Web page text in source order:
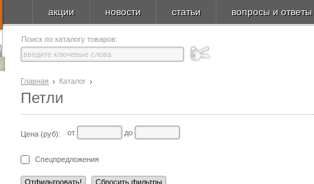
акции новости статьи вопросы и ответы
Поиск по каталогу товаров:
Главная Каталог
Петли
Цена (руб): от до
Спецпредложения